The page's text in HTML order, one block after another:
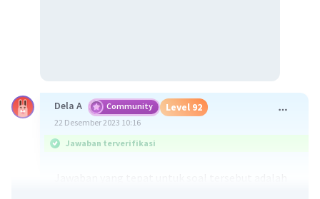
Dela A Community Level 92
22 Desember 2023 10:16
Jawaban terverifikasi